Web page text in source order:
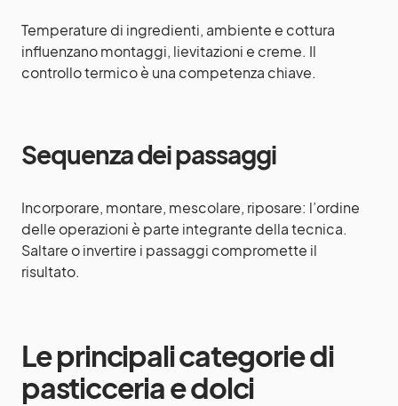
Temperature di ingredienti, ambiente e cottura
influenzano montaggi, lievitazioni e creme. Il
controllo termico è una competenza chiave.
Sequenza dei passaggi
Incorporare, montare, mescolare, riposare: l’ordine
delle operazioni è parte integrante della tecnica.
Saltare o invertire i passaggi compromette il
risultato.
Le principali categorie di
pasticceria e dolci